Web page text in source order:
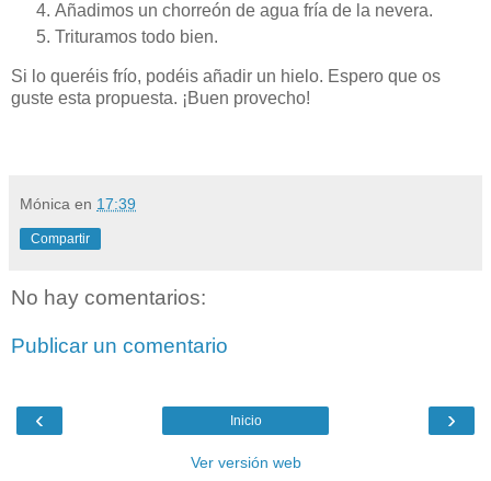
Añadimos un chorreón de agua fría de la nevera.
Trituramos todo bien.
Si lo queréis frío, podéis añadir un hielo. Espero que os
guste esta propuesta. ¡Buen provecho!
Mónica en 17:39
Compartir
No hay comentarios:
Publicar un comentario
‹ ›
Inicio
Ver versión web